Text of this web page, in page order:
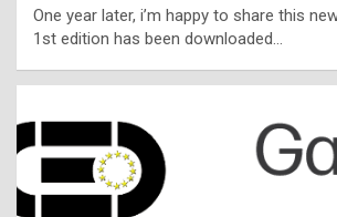
l
t
t
s
One year later, i’m happy to share this
1st edition has been downloaded…